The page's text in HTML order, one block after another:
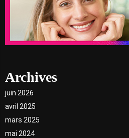
Archives
juin 2026
avril 2025
mars 2025
mai 2024